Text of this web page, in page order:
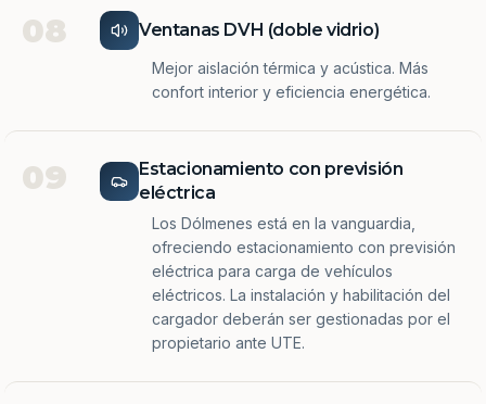
08 Ventanas DVH (doble vidrio)
Mejor aislación térmica y acústica. Más
confort interior y eficiencia energética.
09
Estacionamiento con previsión
eléctrica
Los Dólmenes está en la vanguardia,
ofreciendo estacionamiento con previsión
eléctrica para carga de vehículos
eléctricos. La instalación y habilitación del
cargador deberán ser gestionadas por el
propietario ante UTE.